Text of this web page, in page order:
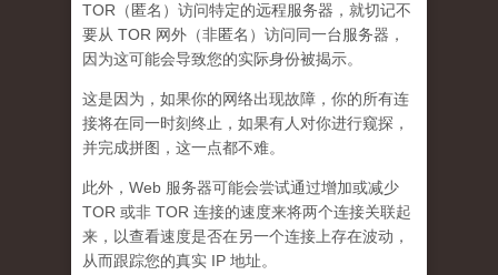
TOR（匿名）访问特定的远程服务器，就切记不
要从 TOR 网外（非匿名）访问同一台服务器，
因为这可能会导致您的实际身份被揭示。
这是因为，如果你的网络出现故障，你的所有连
接将在同一时刻终止，如果有人对你进行窥探，
并完成拼图，这一点都不难。
此外，Web 服务器可能会尝试通过增加或减少
TOR 或非 TOR 连接的速度来将两个连接关联起
来，以查看速度是否在另一个连接上存在波动，
从而跟踪您的真实 IP 地址。